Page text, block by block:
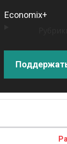
Economix+